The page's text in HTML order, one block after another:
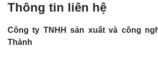
Thông tin liên hệ
Công ty TNHH sản xuất và công
Thành